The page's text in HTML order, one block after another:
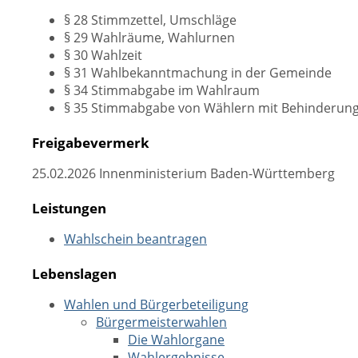
§ 28 Stimmzettel, Umschläge
§ 29 Wahlräume, Wahlurnen
§ 30 Wahlzeit
§ 31 Wahlbekanntmachung in der Gemeinde
§ 34 Stimmabgabe im Wahlraum
§ 35 Stimmabgabe von Wählern mit
Freigabevermerk
25.02.2026 Innenministerium Baden-Württemberg
Leistungen
Wahlschein beantragen
Lebenslagen
Wahlen und Bürgerbeteiligung
Bürgermeisterwahlen
Die Wahlorgane